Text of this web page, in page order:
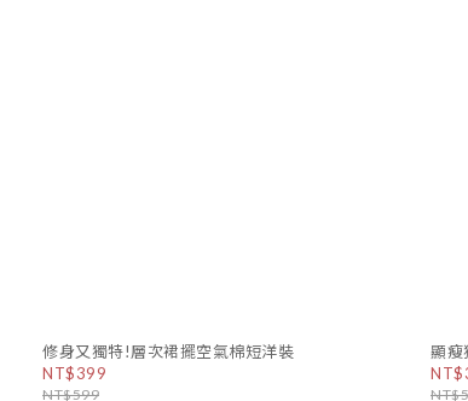
修身又獨特!層次裙擺空氣棉短洋裝
NT$399
NT$599
顯瘦